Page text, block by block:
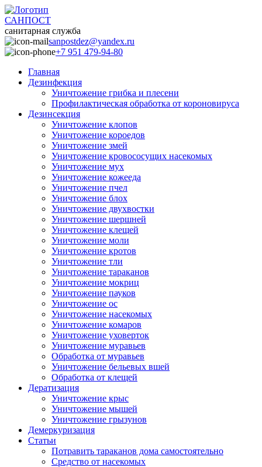
САНПОСТ
санитарная служба
sanpostdez@yandex.ru
+7 951 479-94-80
Главная
Дезинфекция
Уничтожение грибка и плесени
Профилактическая обработка от короновируса
Дезинсекция
Уничтожение клопов
Уничтожение короедов
Уничтожение змей
Уничтожение кровососущих насекомых
Уничтожение мух
Уничтожение кожееда
Уничтожение пчел
Уничтожение блох
Уничтожение двухвостки
Уничтожение шершней
Уничтожение клещей
Уничтожение моли
Уничтожение кротов
Уничтожение тли
Уничтожение тараканов
Уничтожение мокриц
Уничтожение пауков
Уничтожение ос
Уничтожение насекомых
Уничтожение комаров
Уничтожение уховерток
Уничтожение муравьев
Обработка от муравьев
Уничтожение бельевых вшей
Обработка от клещей
Дератизация
Уничтожение крыс
Уничтожение мышей
Уничтожение грызунов
Демеркуризация
Статьи
Потравить тараканов дома самостоятельно
Средство от насекомых